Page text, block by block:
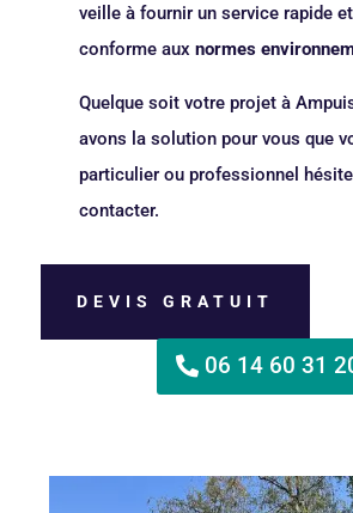
veille à fournir un service rapide
conforme aux normes
Quelque soit votre projet à
avons la solution pour vous que
particulier ou professionnel
contacter.
DEVIS GRATUIT
06 14 60 31